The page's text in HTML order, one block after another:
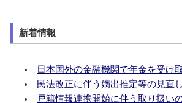
新着情報
日本国外の金融機関で年金を受け
民法改正に伴う嫡出推定等の見直
戸籍情報連携開始に伴う取り扱い